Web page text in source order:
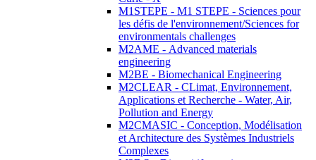
M1STEPE - M1 STEPE - Sciences pour
les défis de l'environnement/Sciences for
environmentals challenges
M2AME - Advanced materials
engineering
M2BE - Biomechanical Engineering
M2CLEAR - CLimat, Environnement,
Applications et Recherche - Water, Air,
Pollution and Energy
M2CMASIC - Conception, Modélisation
et Architecture des Systèmes Industriels
Complexes